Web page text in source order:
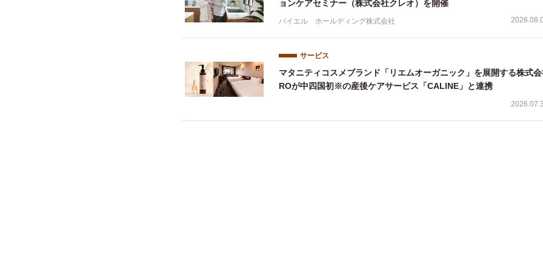
ョンケアセミナー（株式会社クレオ）を開催
バイエル ホールディング株式会社
サービス
マタニティコスメブランド「リエムオーガニック」を展開する株式
ROが中四国初※の産後ケアサービス「CALINE」と連携